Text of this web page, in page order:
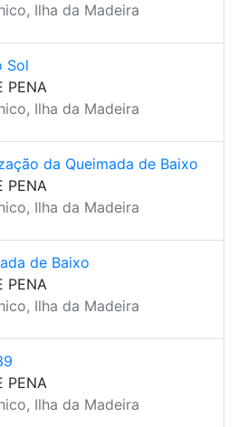
Ilha da Madeira
Sol
PENA
Ilha da Madeira
da Queimada de Baixo
PENA
Ilha da Madeira
de Baixo
PENA
Ilha da Madeira
PENA
Ilha da Madeira